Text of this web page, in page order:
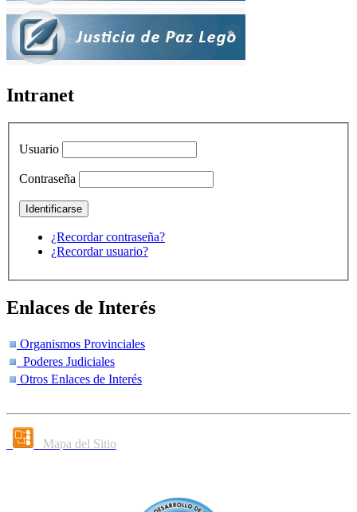
Intranet
Usuario
Contraseña
¿Recordar contraseña?
¿Recordar usuario?
Enlaces de Interés
Organismos Provinciales
Poderes Judiciales
Otros Enlaces de Interés
Mapa del Sitio